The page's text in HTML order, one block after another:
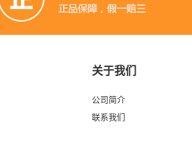
关于我们
公司简介
联系我们